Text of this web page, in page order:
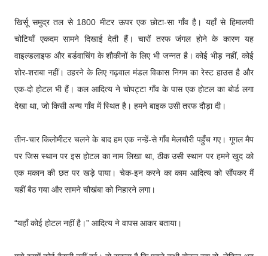
खिर्सू समुद्र तल से 1800 मीटर ऊपर एक छोटा-सा गाँव है। यहाँ से हिमालयी
चोटियाँ एकदम सामने दिखाई देती हैं। चारों तरफ जंगल होने के कारण यह
वाइल्डलाइफ और बर्डवाचिंग के शौकीनों के लिए भी जन्नत है। कोई भीड़ नहीं, कोई
शोर-शराबा नहीं। ठहरने के लिए गढ़वाल मंडल विकास निगम का रेस्ट हाउस है और
एक-दो होटल भी हैं। कल आदित्य ने चोपट्टा गाँव के पास एक होटल का बोर्ड लगा
देखा था, जो किसी अन्य गाँव में स्थित है। हमने बाइक उसी तरफ दौड़ा दी।
तीन-चार किलोमीटर चलने के बाद हम एक नन्हें-से गाँव मेलचौरी पहुँच गए। गूगल मैप
पर जिस स्थान पर इस होटल का नाम लिखा था, ठीक उसी स्थान पर हमने खुद को
एक मकान की छत पर खड़े पाया। चेक-इन करने का काम आदित्य को सौंपकर मैं
यहीं बैठ गया और सामने चौखंबा को निहारने लगा।
“यहाँ कोई होटल नहीं है।” आदित्य ने वापस आकर बताया।